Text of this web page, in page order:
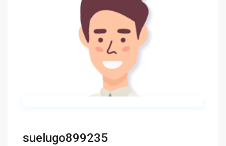
suelugo899235